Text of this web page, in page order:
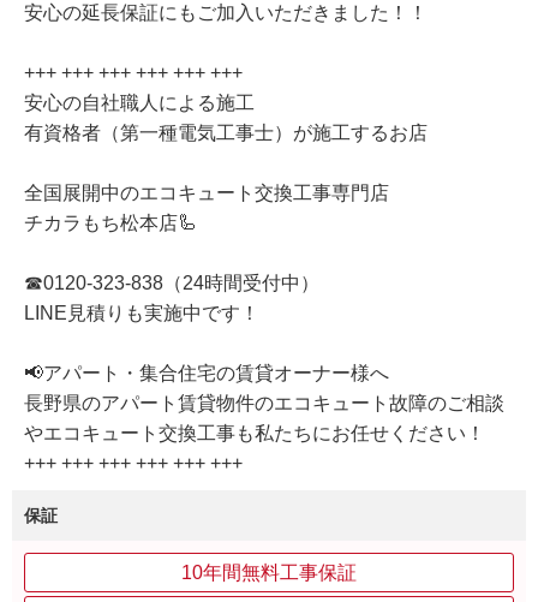
安心の延長保証にもご加入いただきました！！
+++ +++ +++ +++ +++ +++
安心の自社職人による施工
有資格者（第一種電気工事士）が施工するお店
全国展開中のエコキュート交換工事専門店
チカラもち松本店🦾
☎0120-323-838（24時間受付中）
LINE見積りも実施中です！
📢アパート・集合住宅の賃貸オーナー様へ
長野県のアパート賃貸物件のエコキュート故障のご相談
やエコキュート交換工事も私たちにお任せください！
+++ +++ +++ +++ +++ +++
保証
10年間無料工事保証